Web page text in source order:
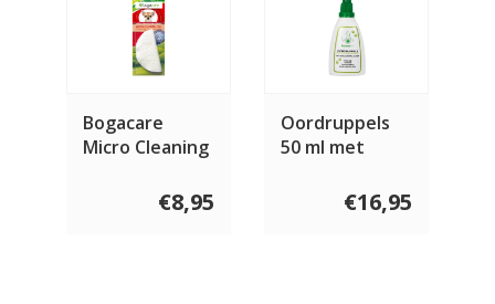
Bogacare
Micro Cleaning
€8,95
Oordruppels
50 ml met
€16,95